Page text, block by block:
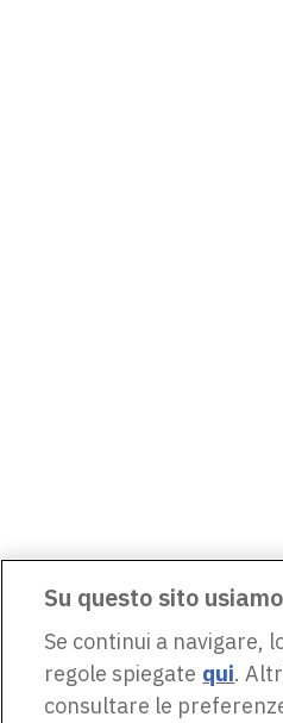
Su questo sito
Se continui a navigare,
regole spiegate qui.
consultare le